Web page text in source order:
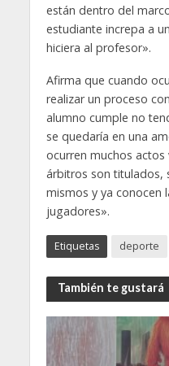
están dentro del
estudiante increpa a
hiciera al profesor».
Afirma que cuando
realizar un proceso
alumno cumple no
se quedaría en una
ocurren muchos
árbitros son titulados,
mismos y ya conocen
jugadores».
Etiquetas deporte
También te gustará